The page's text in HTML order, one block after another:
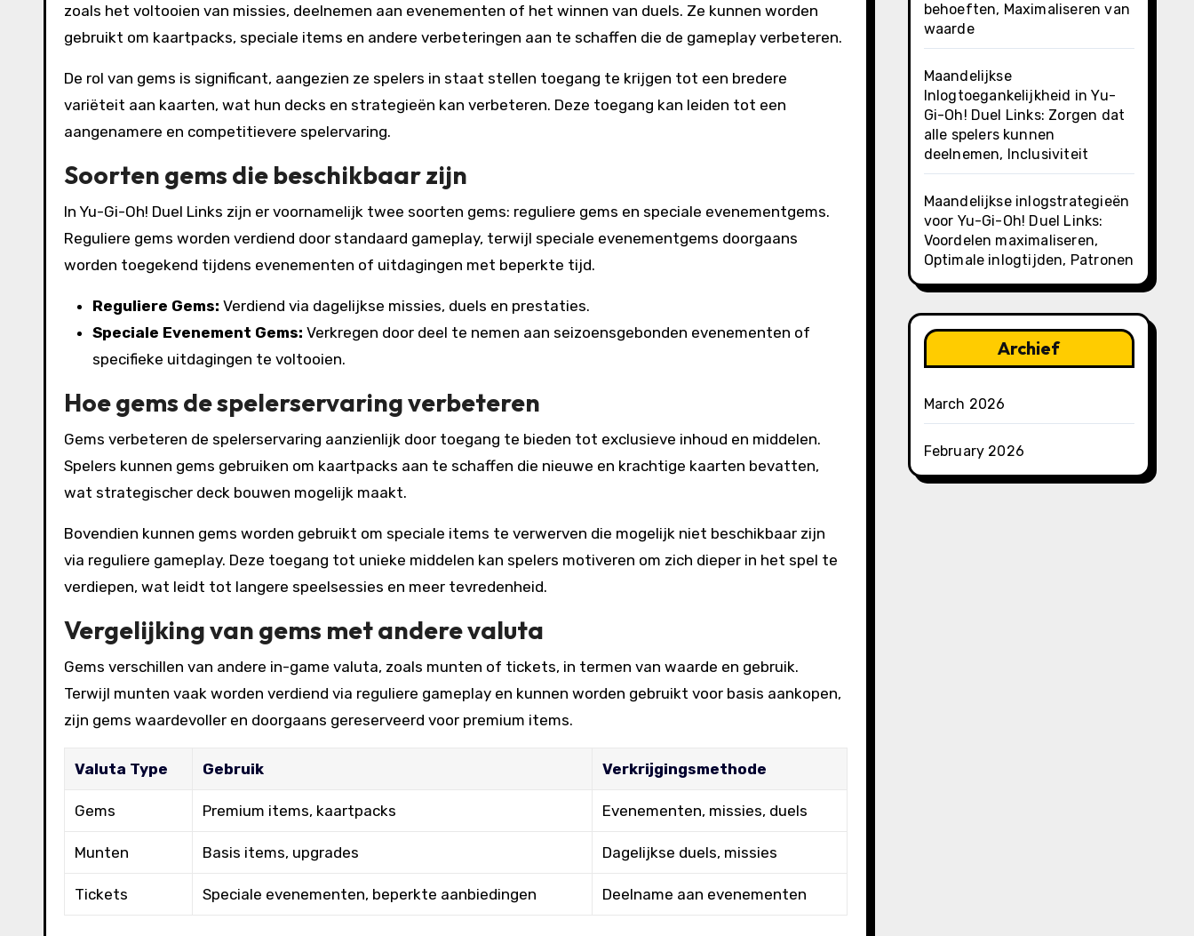
zoals het voltooien van missies, deelnemen aan evenementen of het winnen van duels. Ze kunnen worden
gebruikt om kaartpacks, speciale items en andere verbeteringen aan te schaffen die de gameplay verbeteren.
De rol van gems is significant, aangezien ze spelers in staat stellen toegang te krijgen tot een bredere
variëteit aan kaarten, wat hun decks en strategieën kan verbeteren. Deze toegang kan leiden tot een
aangenamere en competitievere spelervaring.
Soorten gems die beschikbaar zijn
In Yu-Gi-Oh! Duel Links zijn er voornamelijk twee soorten gems: reguliere gems en speciale evenementgems.
Reguliere gems worden verdiend door standaard gameplay, terwijl speciale evenementgems doorgaans
worden toegekend tijdens evenementen of uitdagingen met beperkte tijd.
Reguliere Gems: Verdiend via dagelijkse missies, duels en prestaties.
Speciale Evenement Gems: Verkregen door deel te nemen aan seizoensgebonden evenementen of
specifieke uitdagingen te voltooien.
Hoe gems de spelerservaring verbeteren
Gems verbeteren de spelerservaring aanzienlijk door toegang te bieden tot exclusieve inhoud en middelen.
Spelers kunnen gems gebruiken om kaartpacks aan te schaffen die nieuwe en krachtige kaarten bevatten,
wat strategischer deck bouwen mogelijk maakt.
Bovendien kunnen gems worden gebruikt om speciale items te verwerven die mogelijk niet beschikbaar zijn
via reguliere gameplay. Deze toegang tot unieke middelen kan spelers motiveren om zich dieper in het spel te
verdiepen, wat leidt tot langere speelsessies en meer tevredenheid.
Vergelijking van gems met andere valuta
Gems verschillen van andere in-game valuta, zoals munten of tickets, in termen van waarde en gebruik.
Terwijl munten vaak worden verdiend via reguliere gameplay en kunnen worden gebruikt voor basis aankopen,
zijn gems waardevoller en doorgaans gereserveerd voor premium items.
Valuta Type Gebruik Verkrijgingsmethode
Gems Premium items, kaartpacks Evenementen, missies, duels
Munten Basis items, upgrades Dagelijkse duels, missies
Tickets Speciale evenementen, beperkte aanbiedingen Deelname aan evenementen
behoeften, Maximaliseren van
waarde
Maandelijkse
Inlogtoegankelijkheid in Yu-
Gi-Oh! Duel Links: Zorgen dat
alle spelers kunnen
deelnemen, Inclusiviteit
Maandelijkse inlogstrategieën
voor Yu-Gi-Oh! Duel Links:
Voordelen maximaliseren,
Optimale inlogtijden, Patronen
Archief
March 2026
February 2026